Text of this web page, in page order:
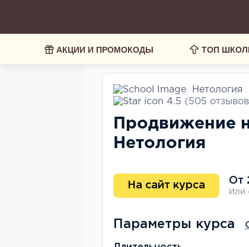
АКЦИИ И ПРОМОКОДЫ ТОП
Нетология
4.5 (505
Продвижение
Нетология
На сайт курса От
Или
Параметры курса